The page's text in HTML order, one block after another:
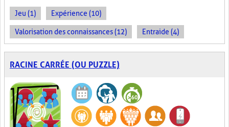
Jeu (1) Expérience (10)
Valorisation des connaissances (12) Entraide (4)
RACINE CARRÉE (OU PUZZLE)